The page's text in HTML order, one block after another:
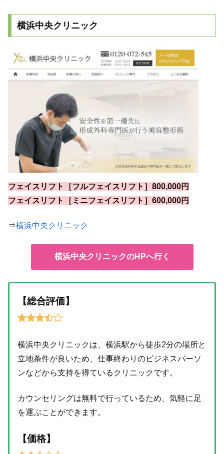
横浜中央クリニック
フェイスリフト［フルフェイスリフト］800,000円
フェイスリフト［ミニフェイスリフト］600,000円
⇒横浜中央クリニック
横浜中央クリニックのHPへ行く
【総合評価】
横浜中央クリニックは、横浜駅から徒歩2分の場所と
立地条件が良いため、仕事終わりのビジネスパーソ
ンなどから支持を得ているクリニックです。
カウンセリングは無料で行っているため、気軽に足
を運ぶことができます。
【価格】